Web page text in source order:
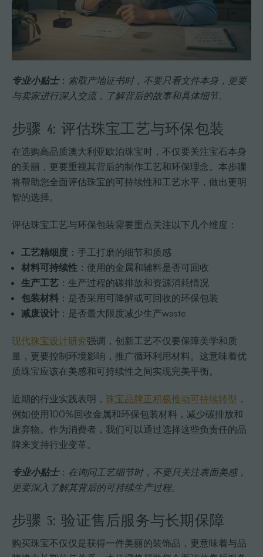
专业小贴士： 索取产地证书时，不要只看文件本身，更要
与卖家进行深入交流，了解背后的故事和具体细节。
步骤 4: 评估珠宝工艺与环保包装
在选购高品质澳大利亚欧泊珠宝时，不仅要关注宝石本身
的美丽，更要重视其背后的制作工艺和环保理念。本步骤
将帮助您全面评估珠宝的可持续性和工艺水平，做出更明
智的选择。
评估珠宝工艺与环保包装需要重点关注以下几个维度：
工艺精细度 ：手工打磨的细节和质感
材料可持续性 ：使用的金属和辅料是否可回收
生产工艺 ：生产过程的碳排放和资源消耗情况
包装材料 ：是否采用可降解或可回收的环保包装
减废设计 ：是否最大限度减少生产waste
现代珠宝设计研究强调，创新工艺不仅要保障美学和质
量，更要控制环境影响，推广循环利用材料。这意味着优
质珠宝应该在美感和可持续性之间实现完美平衡。
近期的行业实践表明， 珠宝品牌正积极推动可持续转型 ，
例如使用100%回收金属和环保包装材料，减少碳排放和
废弃物。作为消费者，我们可以通过选择这些负责任的品
牌来支持行业变革。
专业小贴士： 在询问工艺细节时，不要只关注表面美感，
更要深入了解其背后的可持续生产过程。
步骤 5: 验证售后服务与长期保障
购买珠宝不仅仅是获得一件美丽的装饰品，更意味着与品